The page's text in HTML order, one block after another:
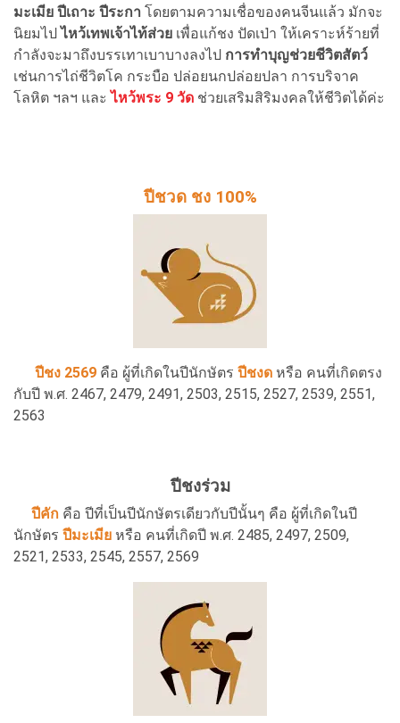
มะเมีย ปีเถาะ ปีระกา โดยตามความเชื่อของคนจีนแล้ว มักจะ
นิยมไปไหว้เทพเจ้าไท้ส่วย เพื่อแก้ชง ปัดเป่า ให้เคราะห์ร้ายที่
กำลังจะมาถึงบรรเทาเบาบางลงไป การทำบุญช่วยชีวิตสัตว์
เช่นการไถ่ชีวิตโค กระบือ ปล่อยนกปล่อยปลา การบริจาค
โลหิต ฯลฯ และไหว้พระ 9 วัด ช่วยเสริมสิริมงคลให้ชีวิตได้ค่ะ
ปีชวด ชง 100%
ปีชง 2569 คือ ผู้ที่เกิดในปีนักษัตร ปีชงด หรือ คนที่เกิดตรง
กับปี พ.ศ. 2467, 2479, 2491, 2503, 2515, 2527, 2539, 2551,
2563
ปีชงร่วม
ปีคัก คือ ปีที่เป็นปีนักษัตรเดียวกับปีนั้นๆ คือ ผู้ที่เกิดในปี
นักษัตร ปีมะเมีย หรือ คนที่เกิดปี พ.ศ. 2485, 2497, 2509,
2521, 2533, 2545, 2557, 2569